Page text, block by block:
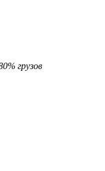
грузов